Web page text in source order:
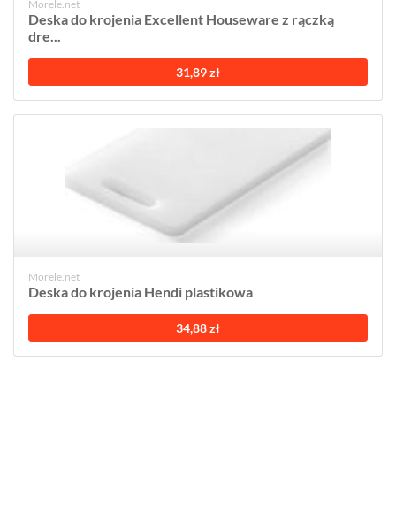
Morele.net
Deska do krojenia Excellent Houseware z rączką
dre...
31,89 zł
Morele.net
Deska do krojenia Hendi plastikowa
34,88 zł